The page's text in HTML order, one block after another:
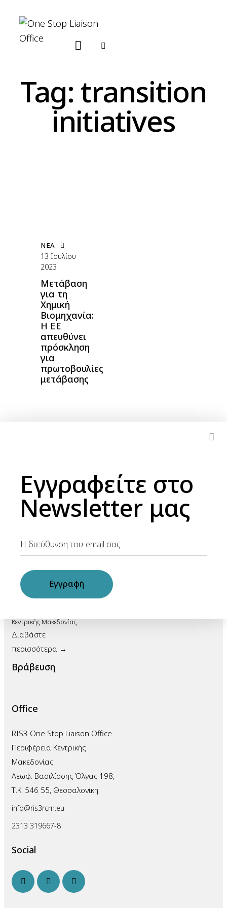
Tag: transition
initiatives
ΝΈΑ
13 Ιουλίου
2023
Μετάβαση
για τη
Χημική
Βιομηχανία:
Η ΕΕ
απευθύνει
πρόσκληση
για
πρωτοβουλίες
μετάβασης
Σχετικά
Το One Stop Liaison
εμβληματικού έργου
«Μηχανισμός
Υποστήριξης
Οικοσυστήματος
Καινοτομίας και
Επιχειρηματικότητας»
Κεντρικής Μακεδονίας.
Διαβάστε
περισσότερα →
Βράβευση
Office
RIS3 One Stop Liaison Office
Περιφέρεια Κεντρικής
Μακεδονίας
Λεωφ. Βασιλίσσης Όλγας 198,
Τ.Κ. 546 55, Θεσσαλονίκη
info@ris3rcm.eu
2313 319667-8
Social
facebook-linkedintwitter-
Εγγραφείτε στο
Newsletter μας
Εγγραφή